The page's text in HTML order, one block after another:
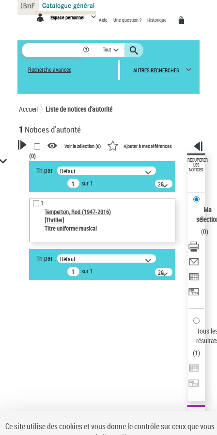
Espace personnel Aide Une question ? Historique
Tout
Recherche avancée AUTRES RECHERCHES
Accueil Liste de notices d’autorité
1 Notices d'autorité
VOTRE RECHERCHE
Recherche avancée dans les
notices d’autorité
Œuvres liées à l'auteur :
Temperton, Rod (1947-2016)
Type de notice d'autorité
Voir la sélection (0) Ajouter à mes références
(0)
Tri par : Défaut
sur 1
20
résultats/page
1
Temperton, Rod (1947-2016)
[Thriller]
Titre uniforme musical
Tri par : Défaut
sur 1
20
résultats/page
RÉCUPÉRER
LES
NOTICES
Ma
(0)
Tous
(1)
Panneau de gestion des cookies
Ce site utilise des cookies et vous donne le contrôle sur ceux que vous